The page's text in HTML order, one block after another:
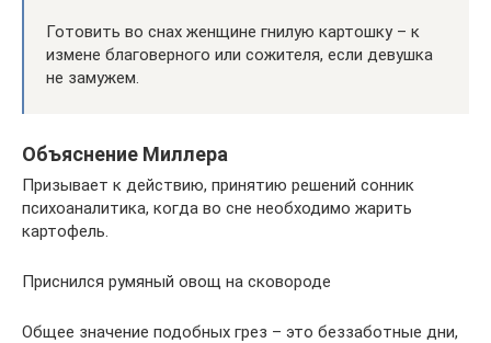
Готовить во снах женщине гнилую картошку – к
измене благоверного или сожителя, если девушка
не замужем.
Объяснение Миллера
Призывает к действию, принятию решений сонник
психоаналитика, когда во сне необходимо жарить
картофель.
Приснился румяный овощ на сковороде
Общее значение подобных грез – это беззаботные дни,